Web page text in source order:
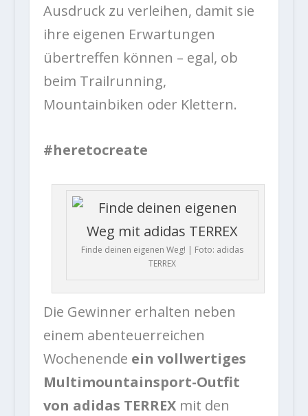
Ausdruck zu verleihen, damit sie
ihre eigenen Erwartungen
übertreffen können – egal, ob
beim Trailrunning,
Mountainbiken oder Klettern.
#heretocreate
Finde deinen eigenen Weg! | Foto: adidas
TERREX
Die Gewinner erhalten neben
einem abenteuerreichen
Wochenende ein vollwertiges
Multimountainsport-Outfit
von adidas TERREXmit den